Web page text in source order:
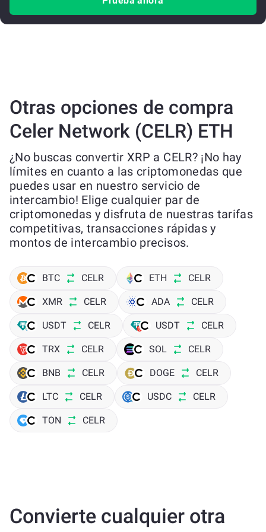
Otras opciones de compra
Celer Network (CELR) ETH
¿No buscas convertir XRP a CELR? ¡No hay
límites en cuanto a las criptomonedas que
puedes usar en nuestro servicio de
intercambio! Elige cualquier par de
criptomonedas y disfruta de nuestras tarifas
competitivas, transacciones rápidas y
montos de intercambio precisos.
BTC CELR ETH CELR
XMR CELR ADA CELR
USDT CELR USDT CELR
TRX CELR SOL CELR
BNB CELR DOGE CELR
LTC CELR USDC CELR
TON CELR
Convierte cualquier otra